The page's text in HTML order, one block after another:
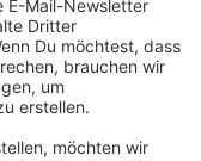
dem Wasser